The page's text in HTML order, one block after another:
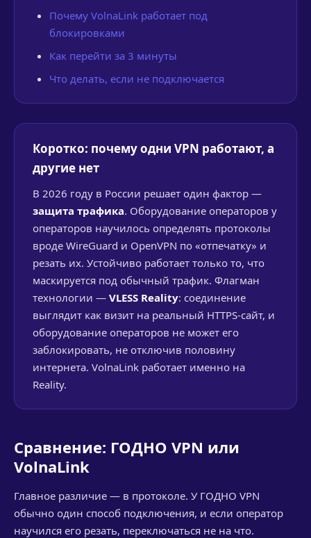
Почему VolnaLink работает под
блокировками
Как перейти за 3 минуты
Что делать, если не подключается
Коротко: почему одни VPN работают, а
другие нет
В 2026 году в России решает один фактор —
защита трафика. Оборудование операторов у
операторов научилось определять протоколы
вроде WireGuard и OpenVPN по «отпечатку» и
резать их. Устойчиво работает только то, что
маскируется под обычный трафик. Флагман
технологии — VLESS Reality: соединение
выглядит как визит на реальный HTTPS-сайт, и
оборудование операторов не может его
заблокировать, не отключив половину
интернета. VolnaLink работает именно на
Reality.
Сравнение: ГОДНО VPN или
VolnaLink
Главное различие — в протоколе. У ГОДНО VPN
обычно один способ подключения, и если оператор
научился его резать, переключаться не на что.